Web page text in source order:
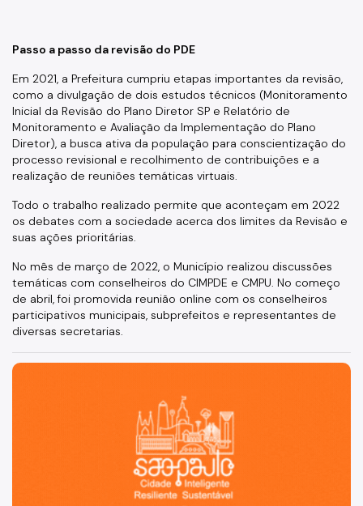
Passo a passo da revisão do PDE
Em 2021, a Prefeitura cumpriu etapas importantes da revisão,
como a divulgação de dois estudos técnicos (Monitoramento
Inicial da Revisão do Plano Diretor SP e Relatório de
Monitoramento e Avaliação da Implementação do Plano
Diretor), a busca ativa da população para conscientização do
processo revisional e recolhimento de contribuições e a
realização de reuniões temáticas virtuais.
Todo o trabalho realizado permite que aconteçam em 2022
os debates com a sociedade acerca dos limites da Revisão e
suas ações prioritárias.
No mês de março de 2022, o Município realizou discussões
temáticas com conselheiros do CIMPDE e CMPU. No começo
de abril, foi promovida reunião online com os conselheiros
participativos municipais, subprefeitos e representantes de
diversas secretarias.
São Paulo, cidade inteligente, resiliente e sustentável